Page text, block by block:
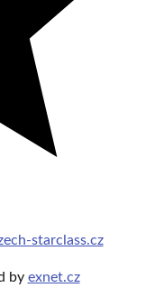
starclass.cz
by exnet.cz